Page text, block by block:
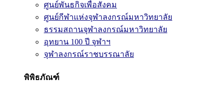
ศูนย์พันธกิจเพื่อสังคม
ศูนย์กีฬาแห่งจุฬาลงกรณ์มหาวิทยาลัย
ธรรมสถานจุฬาลงกรณ์มหาวิทยาลัย
อุทยาน 100 ปี จุฬาฯ
จุฬาลงกรณ์ราชบรรณาลัย
พิพิธภัณฑ์